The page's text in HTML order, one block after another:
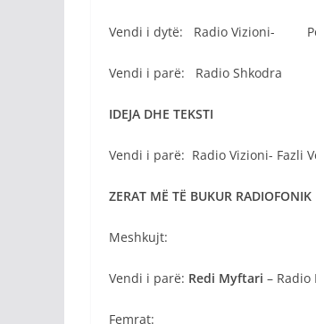
Vendi i dytë: Radio Vizioni-
Vendi i parë: Radio Shkodra
IDEJA DHE TEKSTI
Vendi i parë: Radio Vizioni- Fazli
ZERAT MË TË BUKUR RADIOFONIK
Meshkujt:
Vendi i parë: Redi Myftari – Radio
Femrat: